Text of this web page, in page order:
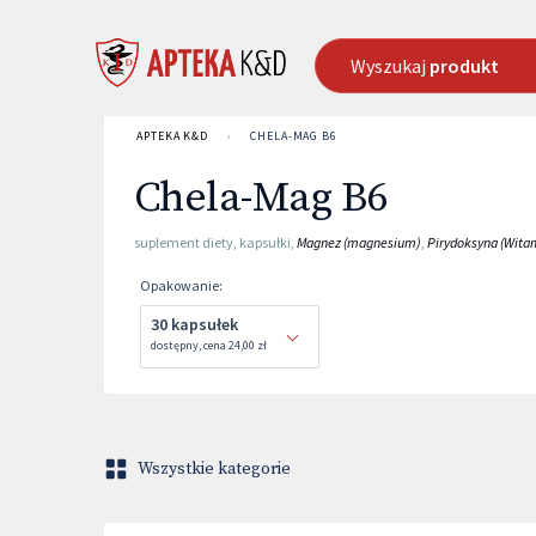
Wyszukaj produkt
APTEKA K&D › CHELA-MAG B6
Chela-Mag B6
suplement diety, kapsułki, Magnez (magnesium), Pirydoksyna
Opakowanie:
30 kapsułek
dostępny,cena 24,00 zł
Wszystkie kategorie